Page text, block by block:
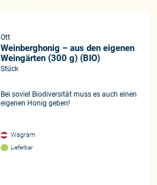
Ott
Weinberghonig – aus den eigenen
Weingärten (300 g) (BIO)
Stück
Bei soviel Biodiversität muss es auch einen
eigenen Honig geben!
Wagram
Lieferbar